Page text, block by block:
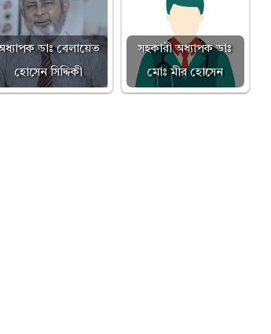
ডাঃ বেলায়েত
হোসেন সিদ্দিকী
সহকারী অধ্যাপক ডাঃ
মোঃ মীর হোসেন